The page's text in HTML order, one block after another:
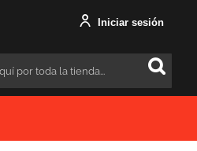
Iniciar sesión